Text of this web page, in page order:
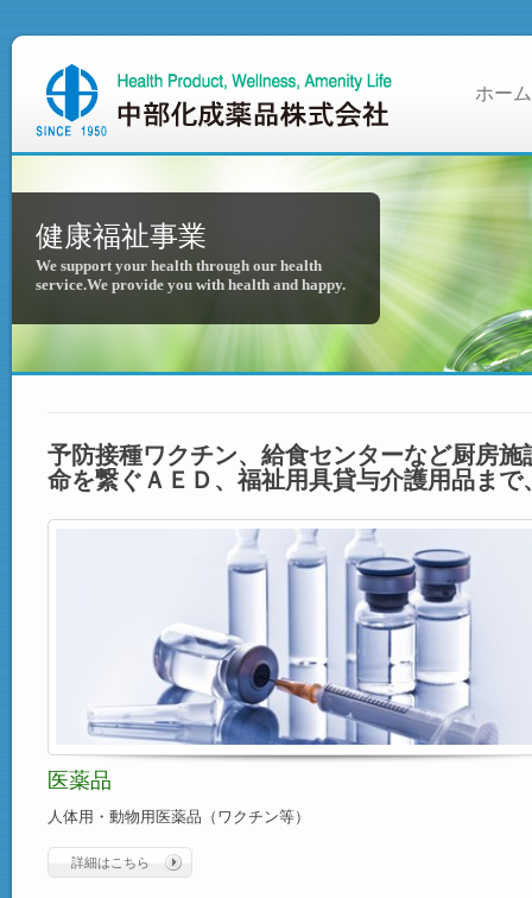
ホーム
健康福祉事業
We support your health through our health
service.We provide you with health and happy.
予防接種ワクチン、給食センターなど厨房
命を繋ぐＡＥＤ、福祉用具貸与介護用品ま
医薬品
人体用・動物用医薬品（ワクチン等）
詳細はこちら